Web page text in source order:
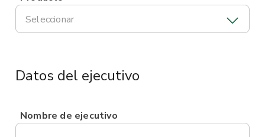
Seleccionar
Datos del ejecutivo
Nombre de ejecutivo